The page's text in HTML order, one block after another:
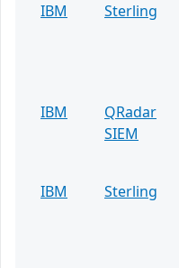
IBM
Sterling
IBM
QRadar
SIEM
IBM
Sterling